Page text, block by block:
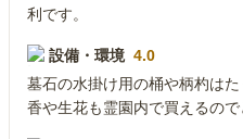
利です。
設備・環境 4.0
墓石の水掛け用の桶や柄杓は
香や生花も霊園内で買えるので